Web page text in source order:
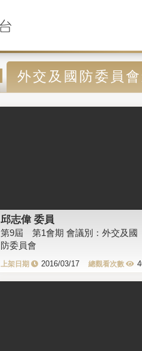
外交及國防委員
邱志偉 委員
第9屆 第1會期 會議別：外交及國
防委員會
2016/03/17